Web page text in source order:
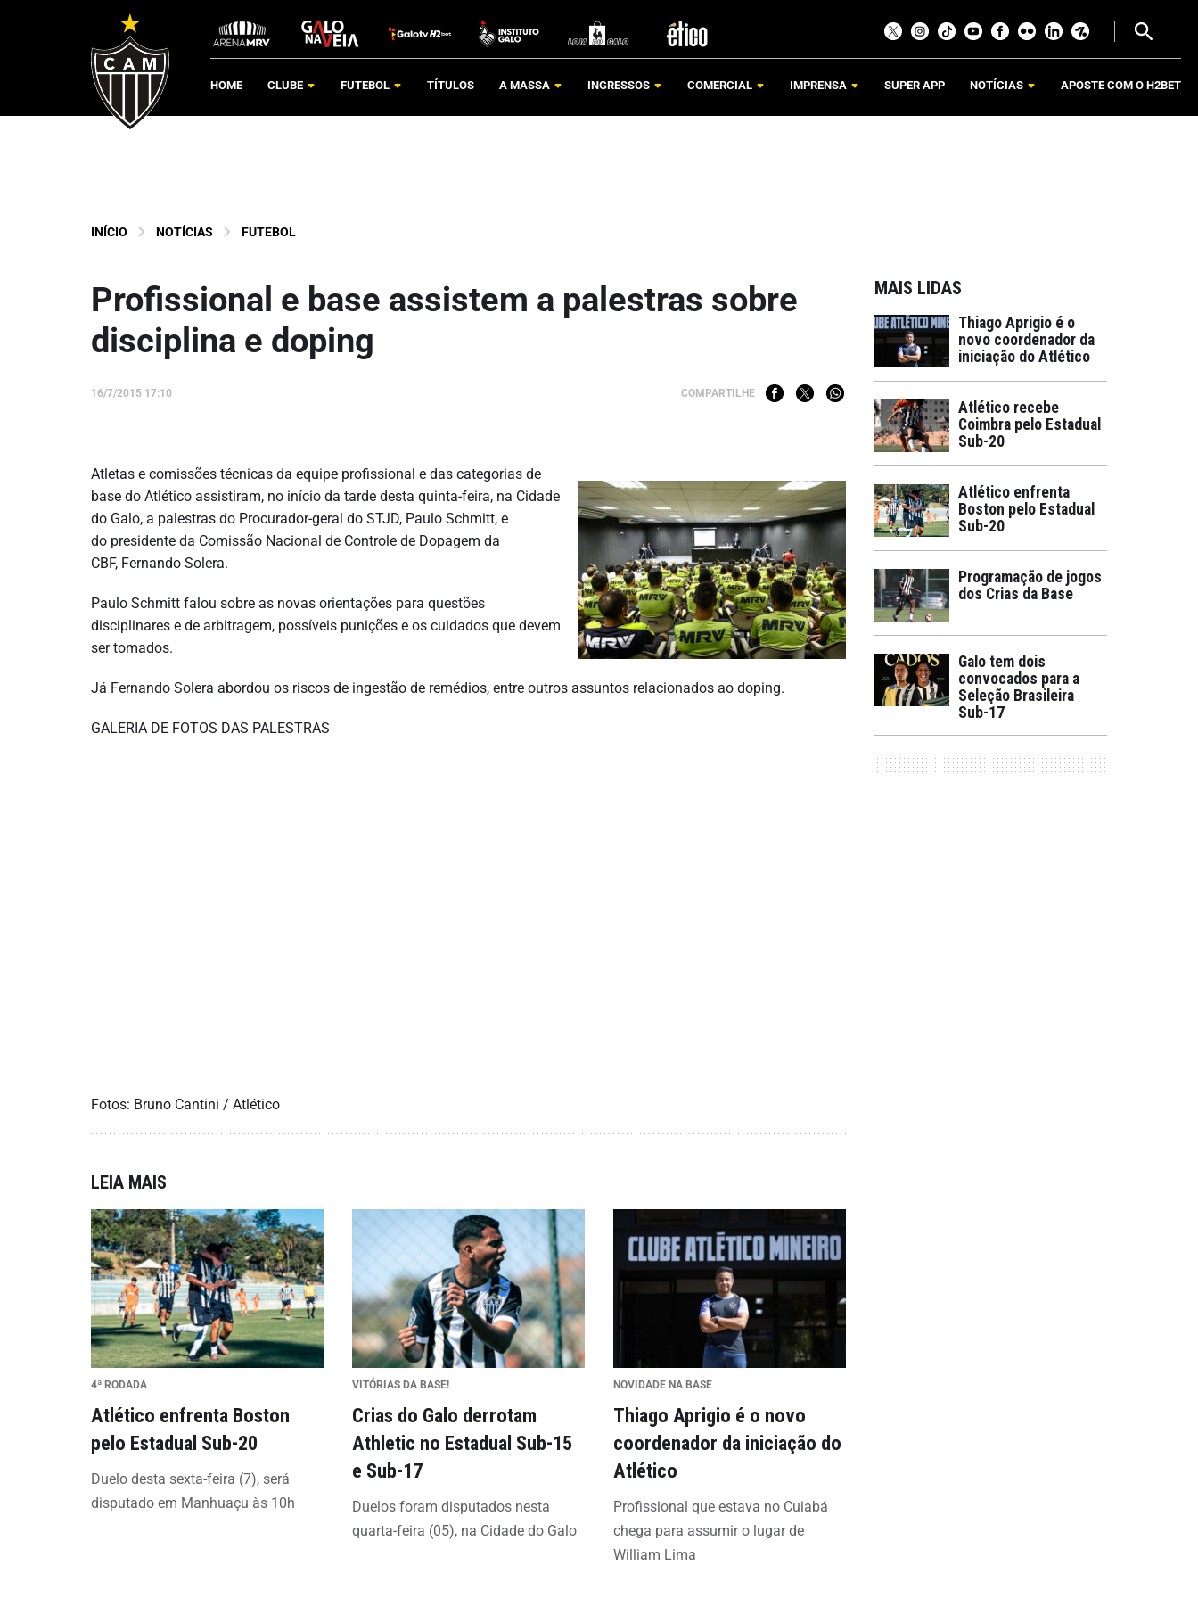
HOME CLUBE FUTEBOL TÍTULOS A MASSA INGRESSOS COMERCIAL IMPRENSA SUPER APP NOTÍCIAS APOSTE COM O H2BET
INÍCIO NOTÍCIAS FUTEBOL
Profissional e base assistem a palestras sobre
disciplina e doping
16/7/2015 17:10 COMPARTILHE
Atletas e comissões técnicas da equipe profissional e das categorias de
base do Atlético assistiram, no início da tarde desta quinta-feira, na Cidade
do Galo, a palestras do Procurador-geral do STJD, Paulo Schmitt, e
do presidente da Comissão Nacional de Controle de Dopagem da
CBF, Fernando Solera.
Paulo Schmitt falou sobre as novas orientações para questões
disciplinares e de arbitragem, possíveis punições e os cuidados que devem
ser tomados.
Já Fernando Solera abordou os riscos de ingestão de remédios, entre outros assuntos relacionados ao doping.
GALERIA DE FOTOS DAS PALESTRAS
Fotos: Bruno Cantini / Atlético
LEIA MAIS
4ª RODADA
Atlético enfrenta Boston
pelo Estadual Sub-20
Duelo desta sexta-feira (7), será
disputado em Manhuaçu às 10h
VITÓRIAS DA BASE!
Crias do Galo derrotam
Athletic no Estadual Sub-15
e Sub-17
Duelos foram disputados nesta
quarta-feira (05), na Cidade do Galo
NOVIDADE NA BASE
Thiago Aprigio é o novo
coordenador da iniciação do
Atlético
Profissional que estava no Cuiabá
chega para assumir o lugar de
William Lima
MAIS LIDAS
Thiago Aprigio é o
novo coordenador da
iniciação do Atlético
Atlético recebe
Coimbra pelo Estadual
Sub-20
Atlético enfrenta
Boston pelo Estadual
Sub-20
Programação de jogos
dos Crias da Base
Galo tem dois
convocados para a
Seleção Brasileira
Sub-17